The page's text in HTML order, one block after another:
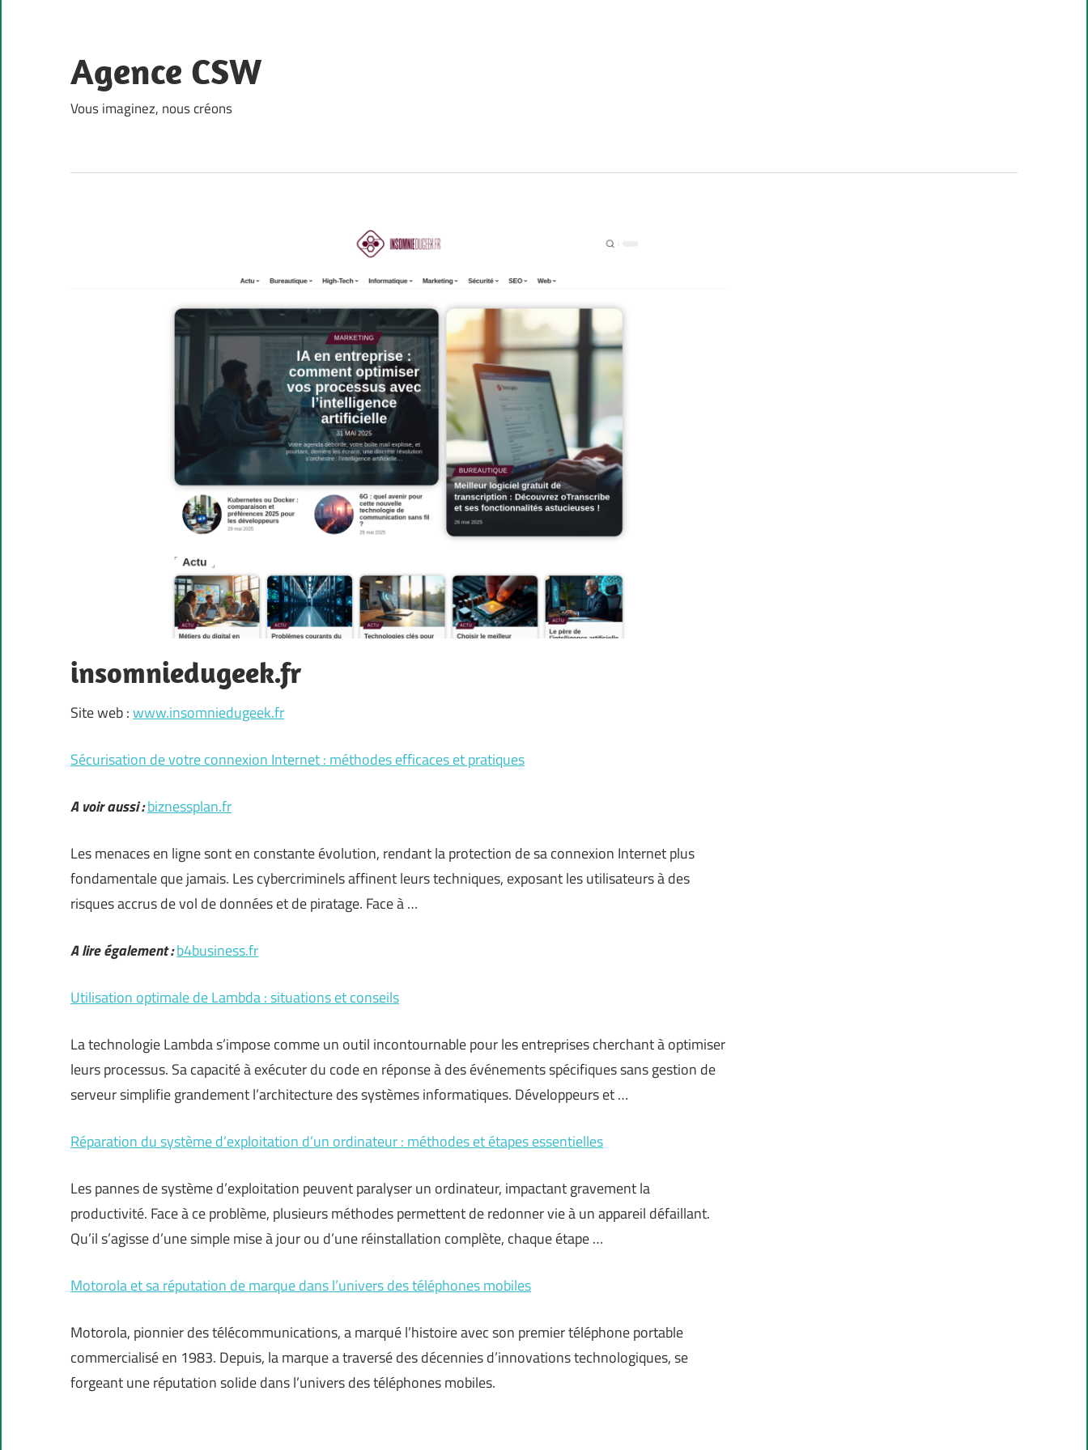
content
Agence CSW
Vous imaginez, nous créons
insomniedugeek.fr
Site web :www.insomniedugeek.fr
Sécurisation de votre connexion Internet : méthodes efficaces et pratiques
A voir aussi :biznessplan.fr
Les menaces en ligne sont en constante évolution, rendant la protection de sa connexion Internet plus
fondamentale que jamais. Les cybercriminels affinent leurs techniques, exposant les utilisateurs à des
risques accrus de vol de données et de piratage. Face à …
A lire également :b4business.fr
Utilisation optimale de Lambda : situations et conseils
La technologie Lambda s’impose comme un outil incontournable pour les entreprises cherchant à optimiser
leurs processus. Sa capacité à exécuter du code en réponse à des événements spécifiques sans gestion de
serveur simplifie grandement l’architecture des systèmes informatiques. Développeurs et …
Réparation du système d’exploitation d’un ordinateur : méthodes et étapes essentielles
Les pannes de système d’exploitation peuvent paralyser un ordinateur, impactant gravement la
productivité. Face à ce problème, plusieurs méthodes permettent de redonner vie à un appareil défaillant.
Qu’il s’agisse d’une simple mise à jour ou d’une réinstallation complète, chaque étape …
Motorola et sa réputation de marque dans l’univers des téléphones mobiles
Motorola, pionnier des télécommunications, a marqué l’histoire avec son premier téléphone portable
commercialisé en 1983. Depuis, la marque a traversé des décennies d’innovations technologiques, se
forgeant une réputation solide dans l’univers des téléphones mobiles.